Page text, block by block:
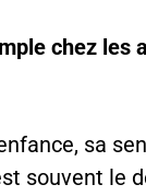
chez les
sa
souvent le